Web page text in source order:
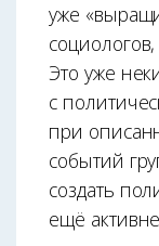
уже
Это уже
с
при
событий
создать
ещё